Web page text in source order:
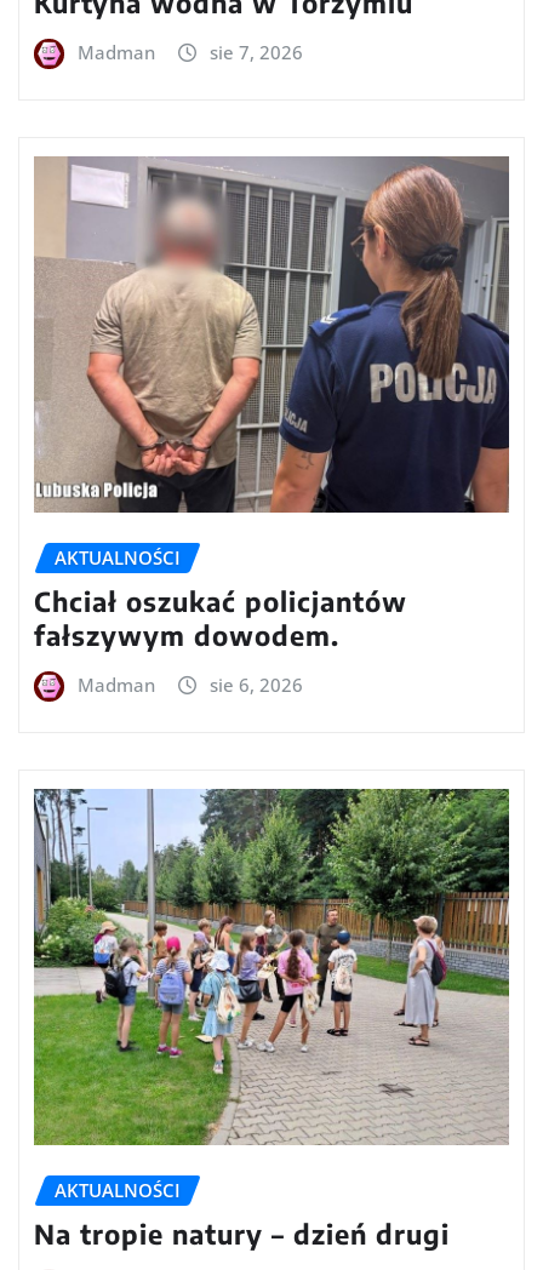
Madman sie 7, 2026
AKTUALNOŚCI
Chciał oszukać policjantów
fałszywym dowodem.
Madman sie 6, 2026
AKTUALNOŚCI
Na tropie natury – dzień drugi